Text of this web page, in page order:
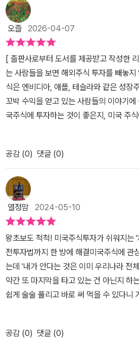
나에게 매우 유용한 독서였다.#재테크 #
부 #수미숨 #애나정 #이레미디어
명하면서 페이지 낭비를 하지 않은 것도 장
나오는 글자가 작아서 불친절하다고 생각
알려준 대로 사이트에 접속해 보면 되니까
니다. 특정 종목이나 ETF의 현재 추세라
은 최대한 자제하고 - 독자들의 판단에 맡
달하는 것에 초점을 두었기에 곁에 두고
생각한다. 절세에 대한 설명도 간략히 하
고 책에서 말한 대로 세금에 대한 정책 등
무사와 상담하거나 그때그때 상황에 맞게
때그때 필요할 때마다 목차를 보고 찾아볼
요하다는 것을 설명했습니다. 그러나 마켓
금이라도 남아있는 독자를 위해 한 번 더
해 마켓 타이밍을 노리는 것은 시간 낭비
대가들이 공통적으로 하는 말 중에 투자
의 심리와 멘탈에 의해 결정 된다.'라는 말
성과를 내기 위해선 정보를 분석하는 능
유지하며 자신만의 투자 원칙에 따라 이성
수 있는 능력이 훨씬 더 중요하다는 의 미
가능한 ‘기간‘이라는 변수에 더 많이 집
된 복리 효과를 누리기 위해선 시장에 계
8양도소득세는 매매차익이 발생했을 때
이 세금을 계산하는 공식은 [양도소득세
수 금액 - 제비용 - 기본공제]와 같으며 얼
다. 하지만 실제 매 도 금액과 매수 금액을
외에 환율의 변동 또한 고려해야 합니다.
때 보다 팔 때 더 싸게 손해를 보며 팔았음
세금을 내야하는 상황이 발생하기도 합니
익도 포함되어 과세된다는 말이지요.-
납부 대상이지만 신고불성실에 대한 가산
우 20%, 과소신 고일 경우 10%이고, 납
도 관련한 투자 관리의 기본기로 볼 수 있
나 철학, 관리 등을 해나가야 하는지도 책
된다. 책에서 강조하는 주요 내용과 키워
배당, 기업 분석 등의 투자관리론에 대해
개인 단위에서도 충분히 배우며 활용하거
을 바라는 분들이라면 기존의 관점에서 벗
워 보는 것도 좋은 형태의 접근일 것이다.
주식 투자와는 다른 느낌과 관점으로 다
기본기나 본질적인 요인을 알거나 경제
해할 경우에는 생각보다 더 쉽게 배우거
과는 다른 관점에서의 주도적인 투자관리
영역에서의 배움과 학습을 강조하고 싶고
이 있는 분들이라면 어떤 관점에서 미국
투자관리의 행위나 판단 등을 해나가야 하
보는 것도 좋을 것이다.​<미국주식 처음공
이나 전략으로 미국주식 및 주식투자 자체
장기적인 관점에서의 투자관리, 혹은 이
책을 통해 배우며 스스로를 위한 형태로
대해 함께 판단해 보는 것도 좋을 것이다.
으로 다가오는 미국주식 투자 관련한 방식
으며 이 과정에서 어떤 점을 배우거나 활
함께 접하며 판단해 보자. ​
오즐 2026-04-07
[ 출판사로부터 도서를 제공받고 작성한
는 사람들을 보면 해외주식 투자를 빼놓
식은 엔비디아, 애플, 테슬라와 같은 성장
꼬박 수익을 얻고 있는 사람들의 이야기에
국주식에 투자하는 것이 좋은지, 미국 주
지 등등 궁금한 것들이 많았는데, 이 한 권
국주식 처음공부》는 직장인 두 사람이 함
의민)은 은행에서 일하는 30대 직장인으
하면서 주식투자에 눈을 떴고, 2016년 하
시작하여, 14년째 블로그 '수미숨월드'를
니스 분야 공식 인플루언서이고, 애나정은
에서 일하는 20대 직장인으로 사회생활을
두기 싫어 방법을 찾다가 미국주식 투자
에 빠져들었고, 투자하며 공부하고 경험
기록하여, 2020년 11월 네이버 경제·비
로그'에 선정된 바가 있다고 하네요. 장황
이유는 전문가가 아닌 평범한 직장인, 왕
도전할 수 있다는 점을 강조하기 위해서
선배이자 평범한 직장인 저자들은 초심자
공감 (0) 댓글 (0)
열정맘 2024-05-10
왕초보도 척척! 미국주식투자가 쉬워지는
전투자법까지 한 방에 해결미국주식에 관
는데 '내가 안다는 것은 이미 우리나라 전
약간 또 마지막을 타고 있는 건 아닌지 하
쉽게 술술 풀리고 바로 써 먹을 수 있다니
된다는 것을 피부로 느낀다.그래도 일단
를 해보려 도전해 본다.우리나라에서도 해
공감 (0) 댓글 (0)